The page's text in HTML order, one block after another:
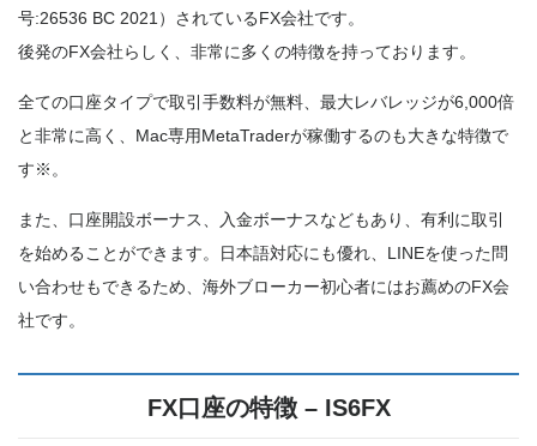
号:26536 BC 2021）されているFX会社です。
後発のFX会社らしく、非常に多くの特徴を持っております。
全ての口座タイプで取引手数料が無料、最大レバレッジが6,000倍
と非常に高く、Mac専用MetaTraderが稼働するのも大きな特徴で
す※。
また、口座開設ボーナス、入金ボーナスなどもあり、有利に取引
を始めることができます。日本語対応にも優れ、LINEを使った問
い合わせもできるため、海外ブローカー初心者にはお薦めのFX会
社です。
FX口座の特徴 – IS6FX